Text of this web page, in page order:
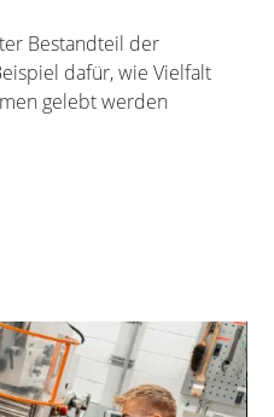
Bestandteil der
dafür, wie Vielfalt
gelebt werden